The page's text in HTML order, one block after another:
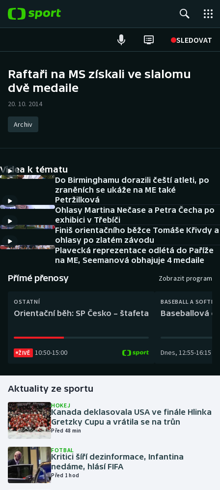
SLEDOVAT
Hokej
Atletika
DALŠÍ SPORTY
Americký fotbal
Baseball a softbal
Basketbal
Biatlon
Boby a skeleton
Florbal
Futsal
Golf
Gymnastika
NEPŘEHLÉDNĚTE
Soutěže
Historické návraty
Aplikace ČT sport
AZ kvíz
Raftaři na MS získali ve slalomu
dvě medaile
20. 10. 2014
Archiv
Videa k tématu
Do Birminghamu dorazili čeští atleti, po
zraněních se ukáže na ME také
Petržilková
Ohlasy Martina Nečase a Petra Čecha po
exhibici v Třebíči
Finiš orientačního běžce Tomáše Křivdy a
ohlasy po zlatém závodu
Plavecká reprezentace odlétá do Paříže
na ME, Seemanová obhajuje 4 medaile
Přímé přenosy Zobrazit program
OSTATNÍ
Orientační běh: SP Česko – štafeta
ŽIVĚ 10:50-15:00
BASEBALL A
Baseballová
Dnes, 12:55-16:15
Aktuality ze sportu
HOKEJ
Kanada deklasovala USA ve finále Hlinka
Gretzky Cupu a vrátila se na trůn
Před 48 min
FOTBAL
Kritici šíří dezinformace, Infantina
nedáme, hlásí FIFA
Před 1 hod